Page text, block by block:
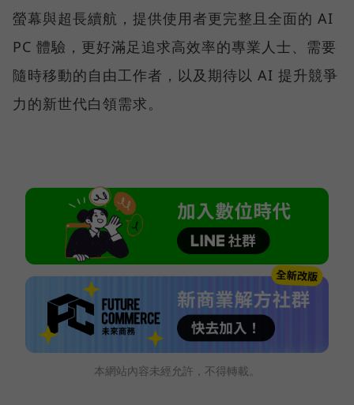
螢幕與超長續航，提供使用者更完整且全面的 AI
PC 體驗，更好滿足追求高效率的專業人士、需要
隨時移動的自由工作者，以及期待以 AI 提升競爭
力的新世代白領需求。
本網站內容未經允許，不得轉載。